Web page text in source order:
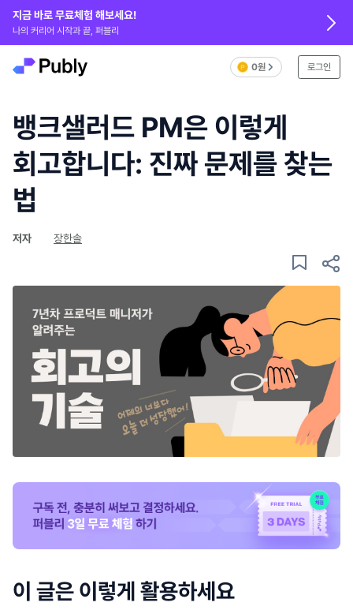
지금 바로 무료체험 해보세요!
나의 커리어 시작과 끝, 퍼블리
0원 로그인
뱅크샐러드 PM은 이렇게
회고합니다: 진짜 문제를 찾는
법
저자 장한솔
이 글은 이렇게 활용하세요